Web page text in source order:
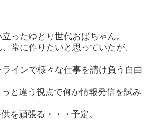
ったゆとり世代おばちゃん。
常に作りたいと思っていたが、
インで様々な仕事を請け負う自由
と違う視点で何か情報発信を試み
を頑張る・・・予定。